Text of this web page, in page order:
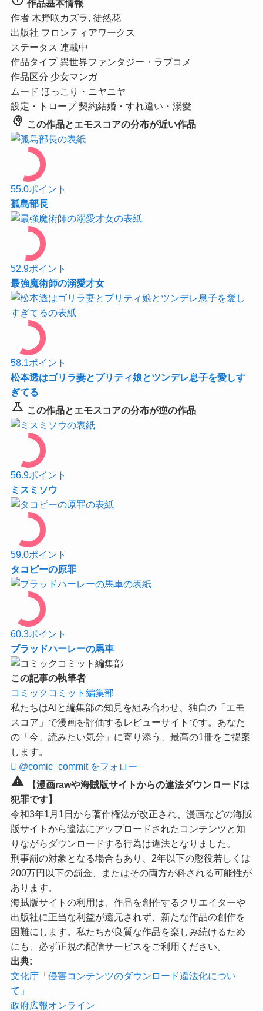
作品基本情報
作者 木野咲カズラ, 徒然花
出版社 フロンティアワークス
ステータス 連載中
作品タイプ 異世界ファンタジー・ラブコメ
作品区分 少女マンガ
ムード ほっこり・ニヤニヤ
設定・トロープ 契約結婚・すれ違い・溺愛
psychology この作品とエモスコアの分布が近い作品
55.0ポイント
孤島部長
52.9ポイント
最強魔術師の溺愛才女
58.1 ポイント
松本透はゴリラ妻とプリティ娘とツンデレ息子を愛しす
ぎてる
science この作品とエモスコアの分布が逆の作品
56.9ポイント
ミスミソウ
59.0ポイント
タコピーの原罪
60.3ポイント
ブラッドハーレーの馬車
この記事の執筆者
コミックコミット編集部
私たちはAIと編集部の知見を組み合わせ、独自の「エモ
スコア」で漫画を評価するレビューサイトです。あなた
の「今、読みたい気分」に寄り添う、最高の1冊をご提案
します。
@comic_commit をフォロー
warning
【漫画rawや海賊版サイトからの違法ダウンロードは
犯罪です】
令和3年1月1日から著作権法が改正され、漫画などの海賊
版サイトから違法にアップロードされたコンテンツと知
りながらダウンロードする行為は違法となりました。
刑事罰の対象となる場合もあり、2年以下の懲役若しくは
200万円以下の罰金、またはその両方が科される可能性が
あります。
海賊版サイトの利用は、作品を創作するクリエイターや
出版社に正当な利益が還元されず、新たな作品の創作を
困難にします。私たちが良質な作品を楽しみ続けるため
にも、必ず正規の配信サービスをご利用ください。
出典:
文化庁「侵害コンテンツのダウンロード違法化につい
て」
政府広報オンライン